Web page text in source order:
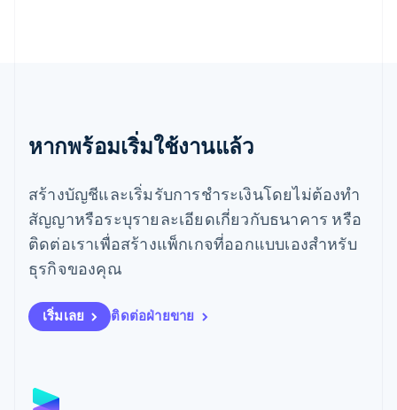
หากพร้อมเริ่มใช้งานแล้ว
สร้างบัญชีและเริ่มรับการชำระเงินโดยไม่ต้องทำ
สัญญาหรือระบุรายละเอียดเกี่ยวกับธนาคาร หรือ
ติดต่อเราเพื่อสร้างแพ็กเกจที่ออกแบบเองสำหรับ
ธุรกิจของคุณ
เริ่มเลย ติดต่อฝ่ายขาย
ลักเซมเบิร์ก
Français Deutsch English
English
ลิกเตนสไตน์
DeutschEnglish
ลิทัวเนีย
English
สเปน
สโลวาเกีย
English
Deutsch